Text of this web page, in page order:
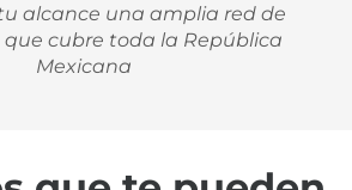
alcance una amplia red de
cubre toda la República
Mexicana